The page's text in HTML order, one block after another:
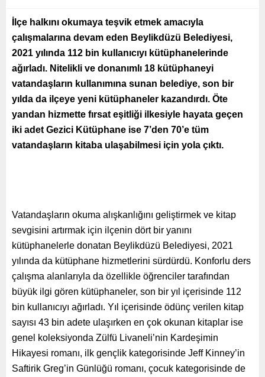
İlçe halkını okumaya teşvik etmek amacıyla
çalışmalarına devam eden Beylikdüzü Belediyesi,
2021 yılında 112 bin kullanıcıyı kütüphanelerinde
ağırladı. Nitelikli ve donanımlı 18 kütüphaneyi
vatandaşların kullanımına sunan belediye, son bir
yılda da ilçeye yeni kütüphaneler kazandırdı. Öte
yandan hizmette fırsat eşitliği ilkesiyle hayata geçen
iki adet Gezici Kütüphane ise 7’den 70’e tüm
vatandaşların kitaba ulaşabilmesi için yola çıktı.
Vatandaşların okuma alışkanlığını geliştirmek ve kitap
sevgisini artırmak için ilçenin dört bir yanını
kütüphanelerle donatan Beylikdüzü Belediyesi, 2021
yılında da kütüphane hizmetlerini sürdürdü. Konforlu ders
çalışma alanlarıyla da özellikle öğrenciler tarafından
büyük ilgi gören kütüphaneler, son bir yıl içerisinde 112
bin kullanıcıyı ağırladı. Yıl içerisinde ödünç verilen kitap
sayısı 43 bin adete ulaşırken en çok okunan kitaplar ise
genel koleksiyonda Zülfü Livaneli’nin Kardeşimin
Hikayesi romanı, ilk gençlik kategorisinde Jeff Kinney’in
Saftirik Greg’in Günlüğü romanı, çocuk kategorisinde de